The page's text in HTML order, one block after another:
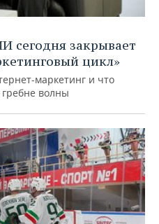
сегодня закрывает
цикл»
маркетинг и что
гребне волны